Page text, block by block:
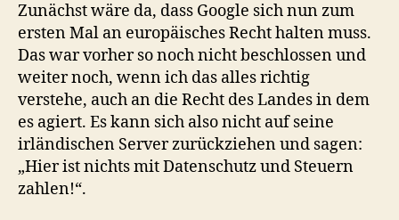
Zunächst wäre da, dass Google sich nun zum
ersten Mal an europäisches Recht halten muss.
Das war vorher so noch nicht beschlossen und
weiter noch, wenn ich das alles richtig
verstehe, auch an die Recht des Landes in dem
es agiert. Es kann sich also nicht auf seine
irländischen Server zurückziehen und sagen:
„Hier ist nichts mit Datenschutz und Steuern
zahlen!“.